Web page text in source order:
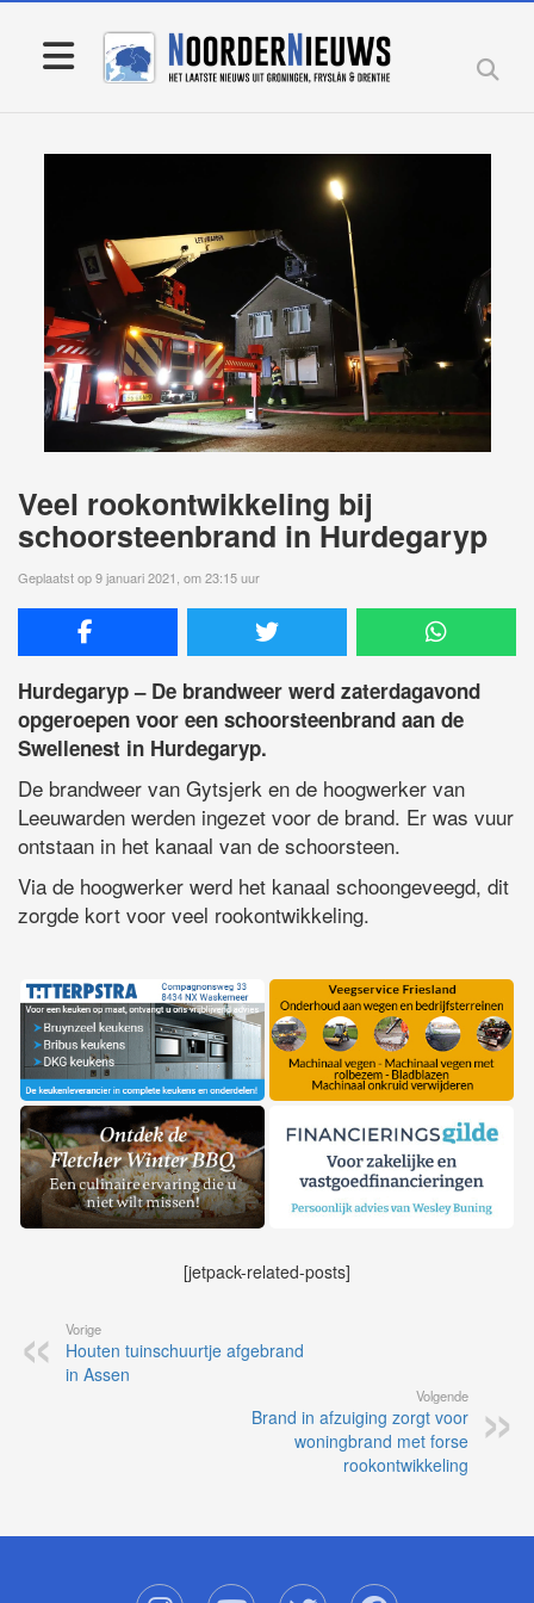
Veel rookontwikkeling bij
schoorsteenbrand in Hurdegaryp
Geplaatst op 9 januari 2021, om 23:15 uur
Hurdegaryp – De brandweer werd zaterdagavond
opgeroepen voor een schoorsteenbrand aan de
Swellenest in Hurdegaryp.
De brandweer van Gytsjerk en de hoogwerker van
Leeuwarden werden ingezet voor de brand. Er was vuur
ontstaan in het kanaal van de schoorsteen.
Via de hoogwerker werd het kanaal schoongeveegd, dit
zorgde kort voor veel rookontwikkeling.
[jetpack-related-posts]
Vorige
Houten tuinschuurtje afgebrand
in Assen
Volgende
Brand in afzuiging zorgt voor
woningbrand met forse
rookontwikkeling